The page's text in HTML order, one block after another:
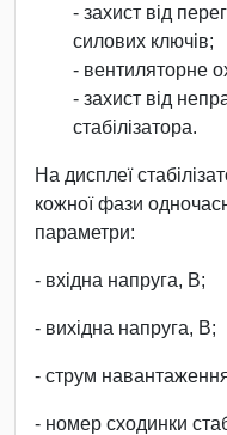
- захист від
силових ключів;
- вентиляторне
- захист від
стабілізатора.
На дисплеї
кожної фази
параметри:
- вхідна напруга, В;
- вихідна напруга, В;
- струм
- номер сходинки